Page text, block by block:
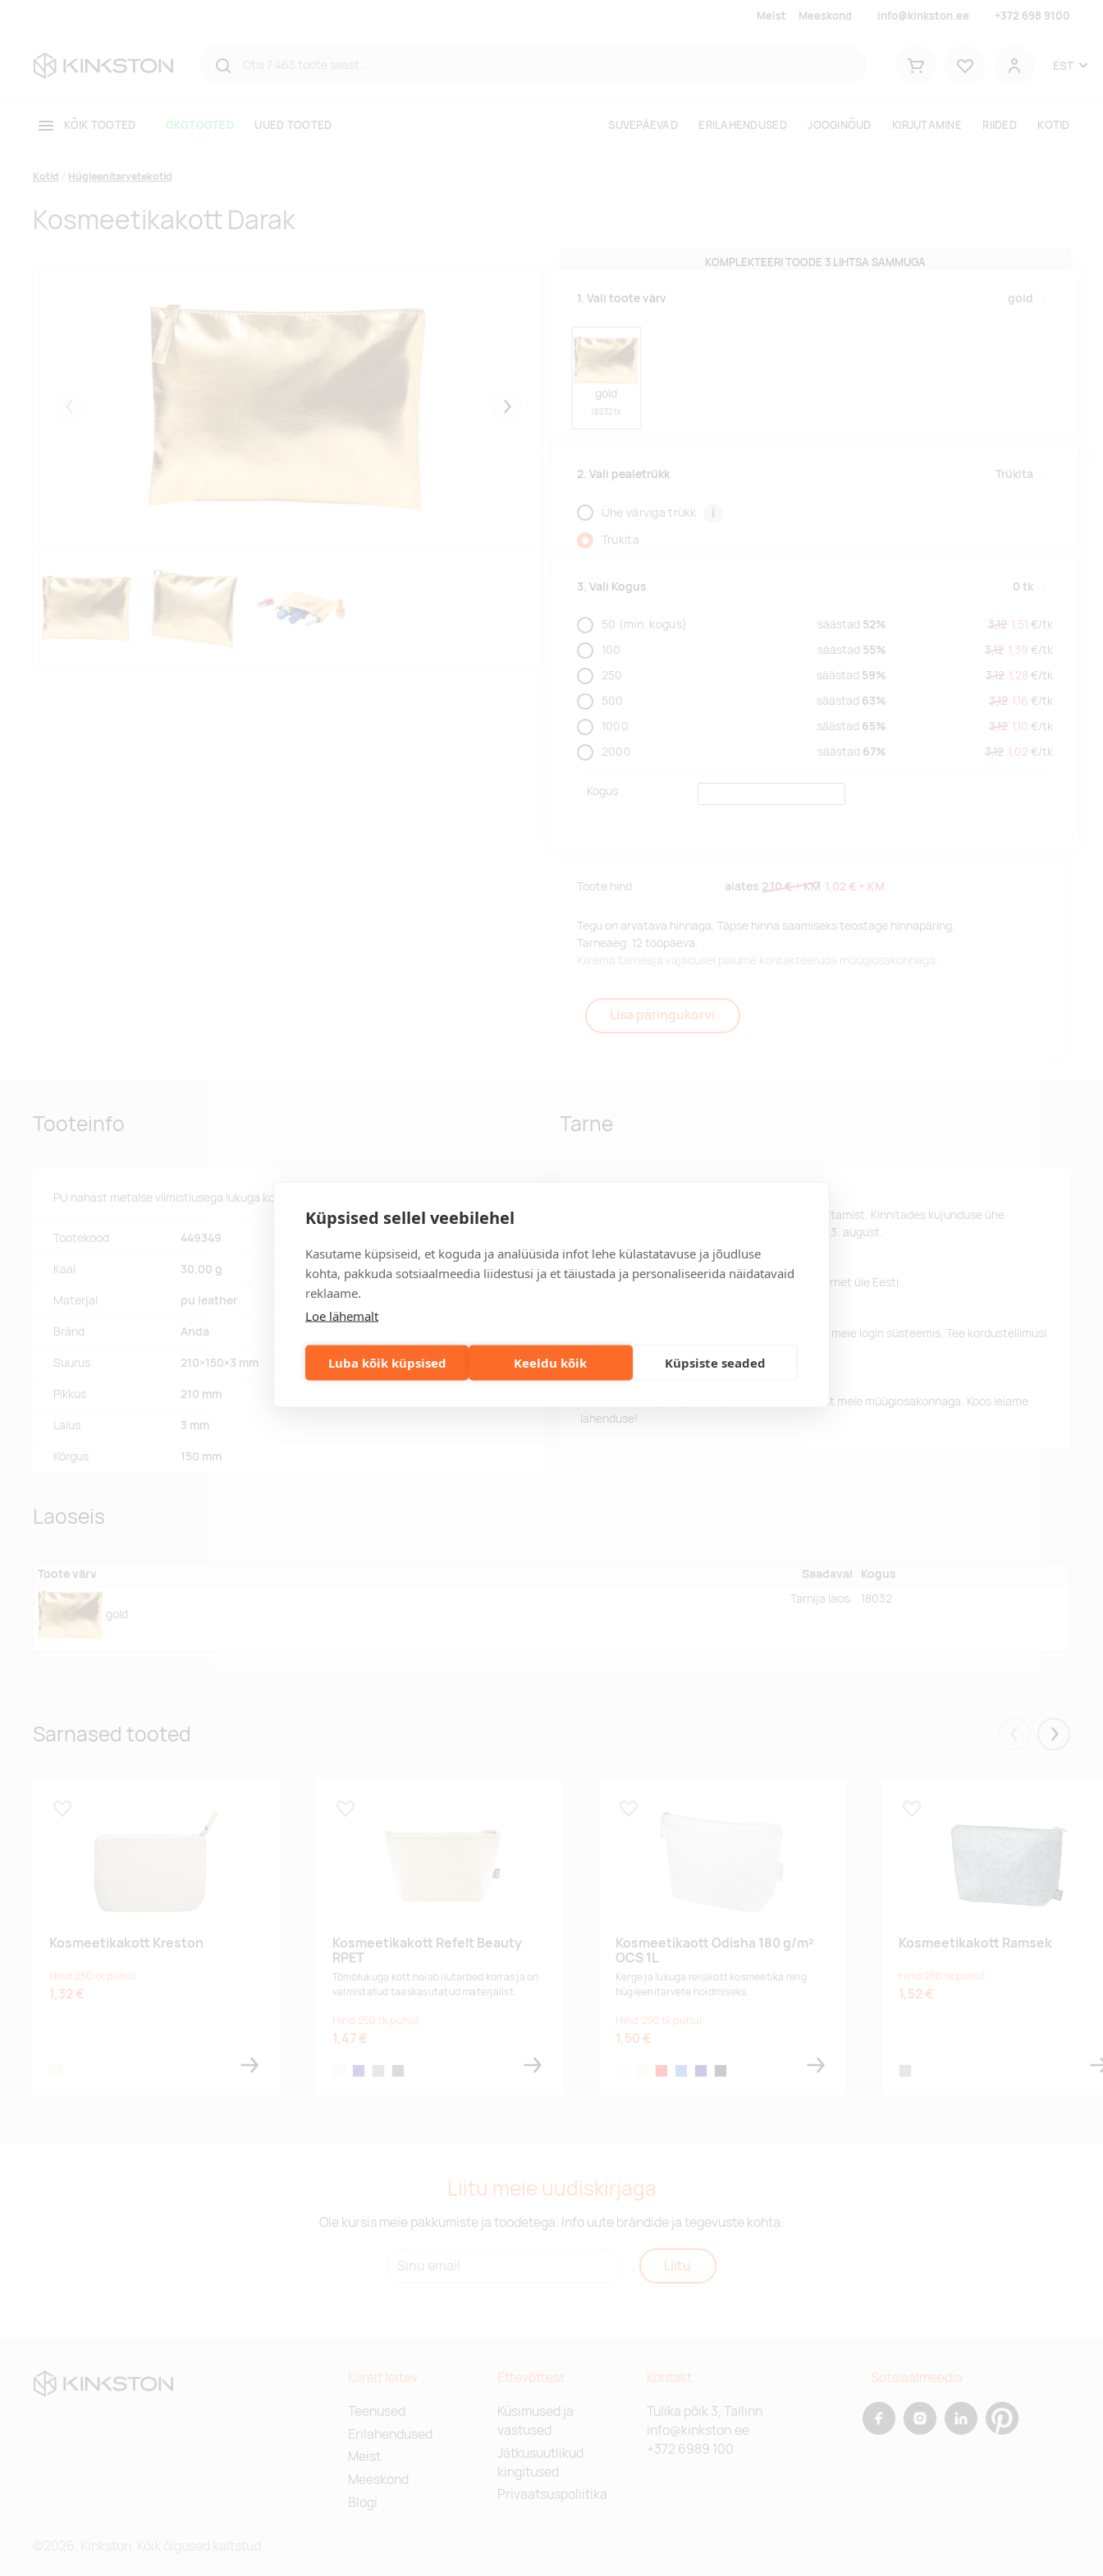
Küpsised sellel veebilehel
Kasutame küpsiseid, et koguda ja analüüsida infot lehe külastatavuse ja jõudluse
kohta, pakkuda sotsiaalmeedia liidestusi ja et täiustada ja personaliseerida näidatavaid
reklaame.
Loe lähemalt
Luba kõik küpsised Keeldu kõik Küpsiste seaded
Meist Meeskond info@kinkston.ee +372 698 9100
Ostukorv
Kasutaja
EST
KÕIK TOOTED ÖKOTOOTED UUED TOOTED SUVEPÄEVAD ERILAHENDUSED JOOGINÕUD KIRJUTAMINE RIIDED KOTID
Kotid Hügieenitarvetekotid
Kosmeetikakott Darak
Järgmised
KOMPLEKTEERI TOODE 3 LIHTSA SAMMUGA
1. Vali toote värv gold
gold
18032 tk
2. Vali pealetrükk Trükita
Ühe värviga trükk i
Trükita
3. Vali Kogus 0 tk
50 (min. kogus) säästad 52% 3,12 1,51 €/tk
100
säästad 55% 3,12 1,39 €/tk
250
säästad 59% 3,12 1,28 €/tk
500
säästad 63% 3,12 1,16 €/tk
1000
säästad 65% 3,12 1,10 €/tk
2000
säästad 67% 3,12 1,02 €/tk
Kogus
Toote hind alates 2,10 €+ KM 1,02 € + KM
Tegu on arvatava hinnaga. Täpse hinna saamiseks teostage hinnapäring.
Tarneaeg: 12 tööpäeva.
Kiirema tarneaja vajadusel palume kontakteeruda müügiosakonnaga.
Lisa päringukorvi
Tooteinfo
PU nahast metalse viimistlusega lukuga kosmeetikakot. Valikus on 3 värvi.
Tootekood 449349
Kaal 30,00 g
Materjal pu leather
Bränd Anda
Suurus 210×150×3 mm
Pikkus 210 mm
Laius 3 mm
Kõrgus 150 mm
Tarne
Tarneaeg on 12 tööpäeva pärast kujunduse kinnitamist. Kinnitades kujunduse ühe
tööpäeva jooksul, saate tooted kätte hiljemalt 23. august.
Üle 500 euro tellimuste puhul pakume tasuta tarnet üle Eesti.
Jälgi oma olemasolevaid ning eelnevaid tellimusi meie login süsteemis. Tee kordustellimusi
lihtsalt.
Kiired tellimused
Kiirema tarneaja vajadusel palun võtke ühendust meie müügiosakonnaga. Koos leiame
lahenduse!
Laoseis
Toote värv Saadaval Kogus
gold
Tarnija laos: 18032
Sarnased tooted Eelmised
Kosmeetikakott Kreston
Hind 250 tk puhul
1,32 €
Kosmeetikakott Refelt Beauty
RPET
Tõmblukuga kott hoiab ilutarbed korras ja on
valmistatud taaskasutatud materjalist.
Hind 250 tk puhul
1,47 €
Lisa lemmikuks
Kosmeetikaott Odisha 180 g/m²
OCS 1L
Kerge ja lukuga reisikott kosmeetika ning
hügieenitarvete hoidmiseks.
Hind 250 tk puhul
1,50 €
Kosmeetikakott Ramsek
Hind 250 tk puhul
1,52 €
Liitu meie uudiskirjaga
Ole kursis meie pakkumiste ja toodetega. Info uute brändide ja tegevuste kohta.
Liitu
Kiirelt leitav
Teenused
Erilahendused
Meist
Meeskond
Blogi
Ettevõttest
Küsimused ja
vastused
Jätkusuutlikud
kingitused
Privaatsuspoliitika
Kontakt
Tulika põik 3, Tallinn
info@kinkston.ee
+372 6989 100
Sotsiaalmeedia